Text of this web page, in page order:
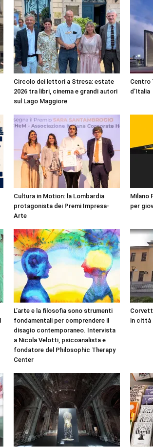
Circolo dei lettori a Stresa: estate
2026 tra libri, cinema e grandi autori
sul Lago Maggiore
Centro
d’Italia
Cultura in Motion: la Lombardia
protagonista dei Premi Impresa-
Arte
Milano
per
L’arte e la filosofia sono strumenti
fondamentali per comprendere il
disagio contemporaneo. Intervista
a Nicola Velotti, psicoanalista e
fondatore del Philosophic Therapy
Center
in città